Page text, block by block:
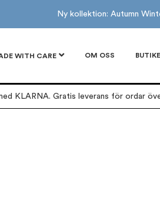
Ny kollektion: Autumn
WITH CARE OM OSS
KLARNA. Gratis leverans för ordar